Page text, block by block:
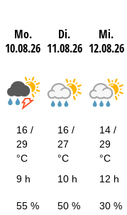
Mo.
10.08.26
Di.
11.08.26
Mi.
12.08.26
16 /
29
°C
16 /
27
°C
14 /
29
°C
9 h 10 h 12 h
55 % 50 % 30 %